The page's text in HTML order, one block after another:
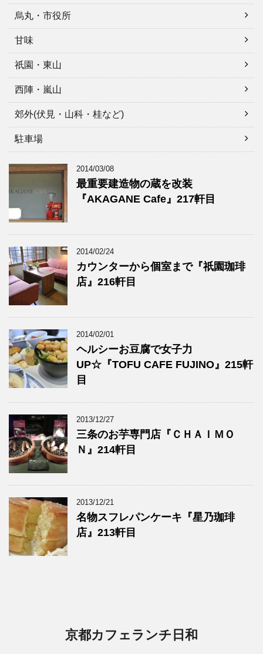
烏丸・市役所
甘味
祇園・東山
西陣・嵐山
郊外(伏見・山科・桂など)
駐車場
2014/03/08
最重要建造物の蔵を改装
『AKAGANE Cafe』217軒目
2014/02/24
カウンターから個室まで『祇園珈琲
店』216軒目
2014/02/01
ヘルシーお豆腐で女子力
UP☆『TOFU CAFE FUJINO』215軒
目
2013/12/27
三条のお芋専門店『ＣＨＡＩＭＯ
Ｎ』214軒目
2013/12/21
名物スフレパンケーキ『星乃珈琲
店』213軒目
京都カフェランチ日和